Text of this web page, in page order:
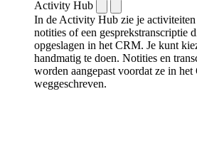
Activity Hub
In de Activity Hub zie je
notities of een gespreks­transcriptie
opgeslagen in het CRM. Je kunt
handmatig te doen. Notities en
worden aangepast voordat ze in
weggeschreven.